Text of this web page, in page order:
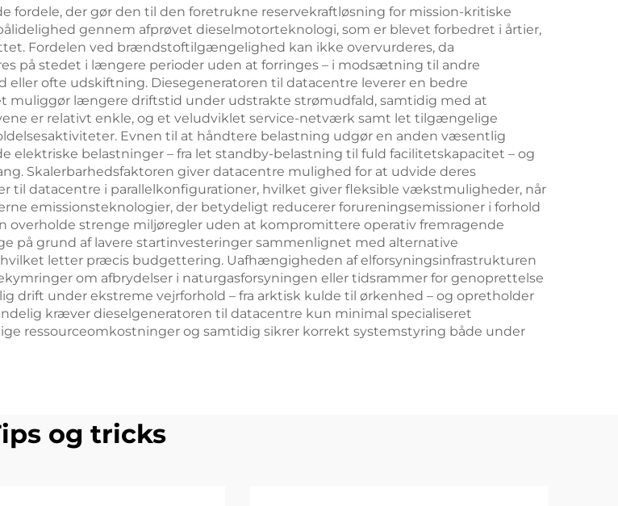
fordele, der gør den til den foretrukne reservekraftløsning for mission-kritiske
gennem afprøvet dieselmotorteknologi, som er blevet forbedret i årtier,
Fordelen ved brændstoftilgængelighed kan ikke overvurderes, da
på stedet i længere perioder uden at forringes – i modsætning til andre
ofte udskiftning. Diesegeneratoren til datacentre leverer en bedre
længere driftstid under udstrakte strømudfald, samtidig med at
er relativt enkle, og et veludviklet service-netværk samt let tilgængelige
Evnen til at håndtere belastning udgør en anden væsentlig
elektriske belastninger – fra let standby-belastning til fuld facilitetskapacitet – og
Skalerbarhedsfaktoren giver datacentre mulighed for at udvide deres
til datacentre i parallelkonfigurationer, hvilket giver fleksible vækstmuligheder, når
emissionsteknologier, der betydeligt reducerer forureningsemissioner i forhold
overholde strenge miljøregler uden at kompromittere operativ fremragende
på grund af lavere startinvesteringer sammenlignet med alternative
letter præcis budgettering. Uafhængigheden af elforsyningsinfrastrukturen
om afbrydelser i naturgasforsyningen eller tidsrammer for genoprettelse
drift under ekstreme vejrforhold – fra arktisk kulde til ørkenhed – og opretholder
kræver dieselgeneratoren til datacentre kun minimal specialiseret
ressourceomkostninger og samtidig sikrer korrekt systemstyring både under
og tricks